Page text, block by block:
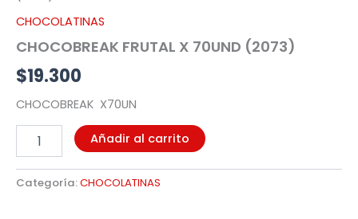
CHOCOLATINAS
CHOCOBREAK FRUTAL X 70UND (2073)
$19.300
CHOCOBREAK X70UN
cantidad
Añadir al carrito
Categoría:CHOCOLATINAS